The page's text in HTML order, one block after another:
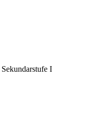
Sekundarstufe I